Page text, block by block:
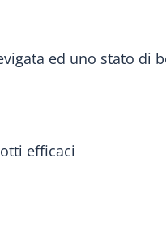
ed uno stato di
efficaci